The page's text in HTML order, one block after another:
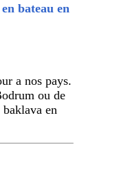
bateau en
a nos pays.
ou de
en